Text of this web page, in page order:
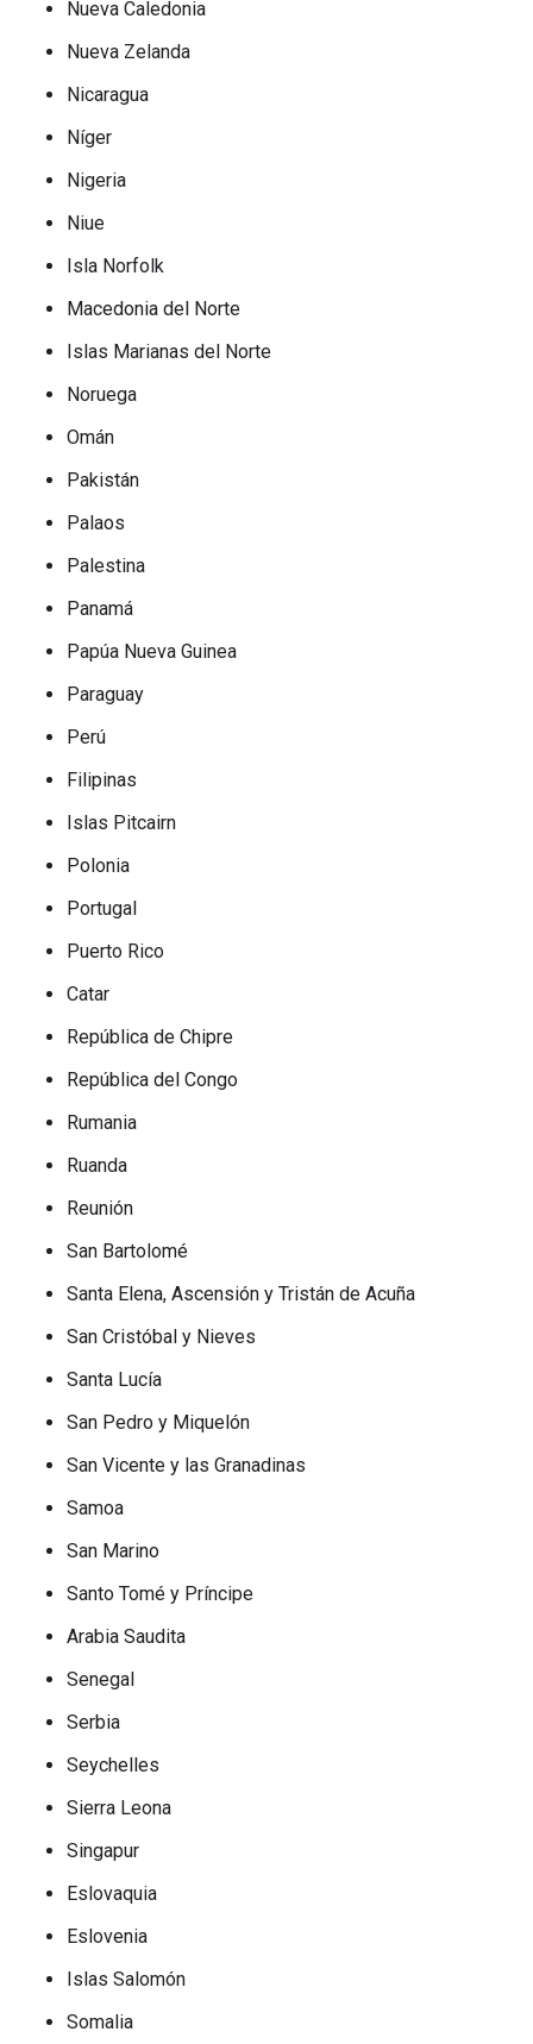
Nueva Caledonia
Nueva Zelanda
Nicaragua
Níger
Nigeria
Niue
Isla Norfolk
Macedonia del Norte
Islas Marianas del Norte
Noruega
Omán
Pakistán
Palaos
Palestina
Panamá
Papúa Nueva Guinea
Paraguay
Perú
Filipinas
Islas Pitcairn
Polonia
Portugal
Puerto Rico
Catar
República de Chipre
República del Congo
Rumania
Ruanda
Reunión
San Bartolomé
Santa Elena, Ascensión y Tristán de Acuña
San Cristóbal y Nieves
Santa Lucía
San Pedro y Miquelón
San Vicente y las Granadinas
Samoa
San Marino
Santo Tomé y Príncipe
Arabia Saudita
Senegal
Serbia
Seychelles
Sierra Leona
Singapur
Eslovaquia
Eslovenia
Islas Salomón
Somalia